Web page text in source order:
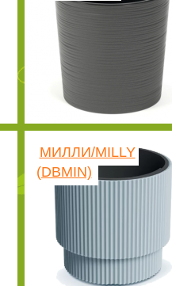
МИЛЛИ/MILLY
(DBMIN)